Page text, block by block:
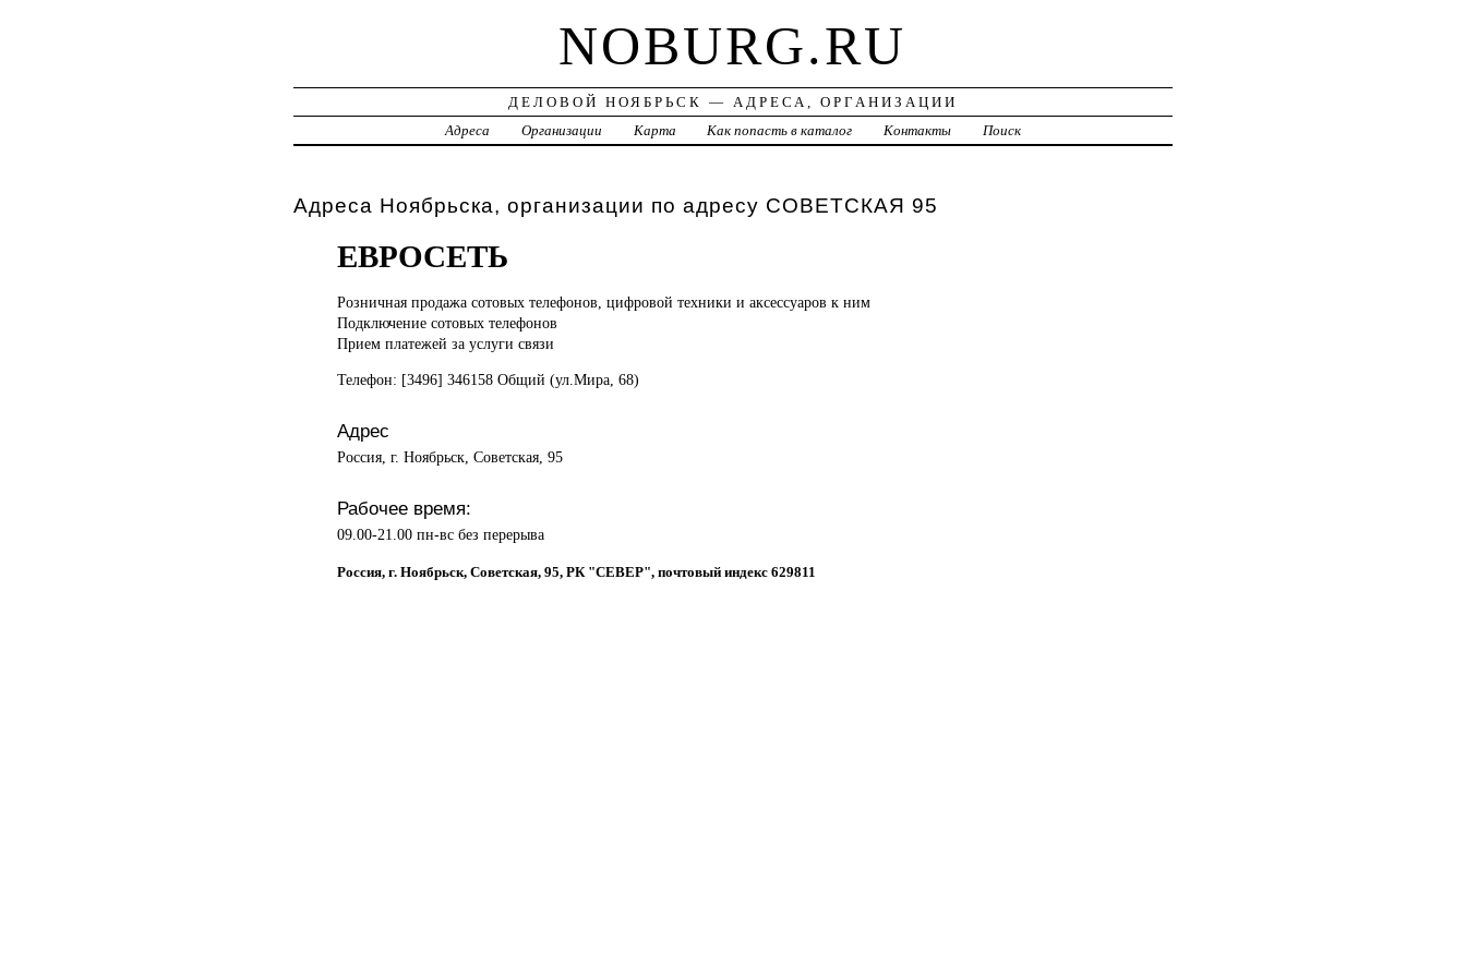
NOBURG.RU
ДЕЛОВОЙ НОЯБРЬСК — АДРЕСА, ОРГАНИЗАЦИИ
Адреса
Организации Карта Как попасть в каталог Контакты Поиск
Адреса Ноябрьска, организации по адресу СОВЕТСКАЯ 95
ЕВРОСЕТЬ
Розничная продажа сотовых телефонов, цифровой техники и аксессуаров к ним
Подключение сотовых телефонов
Прием платежей за услуги связи
Телефон: [3496] 346158 Общий (ул.Мира, 68)
Адрес
Россия, г. Ноябрьск, Советская, 95
Рабочее время:
09.00-21.00 пн-вс без перерыва
Россия, г. Ноябрьск, Советская, 95, РК "СЕВЕР", почтовый индекс 629811